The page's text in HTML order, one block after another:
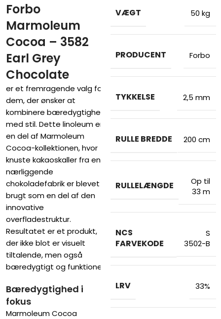
Forbo
Marmoleum
Cocoa – 3582
Earl Grey
Chocolate
er et fremragende valg for
dem, der ønsker at
kombinere bæredygtighed
med stil. Dette linoleum er
en del af Marmoleum
Cocoa-kollektionen, hvor
knuste kakaoskaller fra en
nærliggende
chokoladefabrik er blevet
brugt som en del af den
innovative
overfladestruktur.
Resultatet er et produkt,
der ikke blot er visuelt
tiltalende, men også
bæredygtigt og funktionelt.
Bæredygtighed i
fokus
Marmoleum Cocoa
VÆGT 50 kg
PRODUCENT Forbo
TYKKELSE 2,5 mm
RULLE BREDDE 200 cm
RULLELÆNGDE
Op til
33 m
NCS
FARVEKODE
S
3502-B
LRV 33%